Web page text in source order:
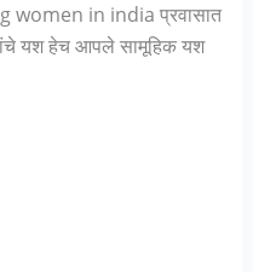
women in india प्रवासात
यश हेच आपले सामूहिक यश